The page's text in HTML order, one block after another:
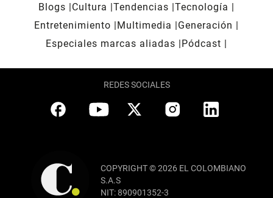
Blogs
Cultura Tendencias Tecnología
Entretenimiento
Multimedia
Generación
Especiales marcas aliadas
Pódcast
REDES SOCIALES
COPYRIGHT © 2026 EL COLOMBIANO
S.A.S
NIT: 890901352-3